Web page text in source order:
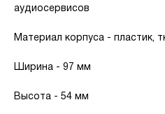
аудиосервисов
Материал корпуса - пластик,
Ширина - 97 мм
Высота - 54 мм